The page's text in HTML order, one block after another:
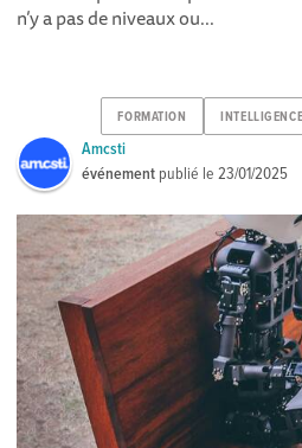
n’y a pas de niveaux ou...
FORMATION
Amcsti
événement publié le23/01/2025